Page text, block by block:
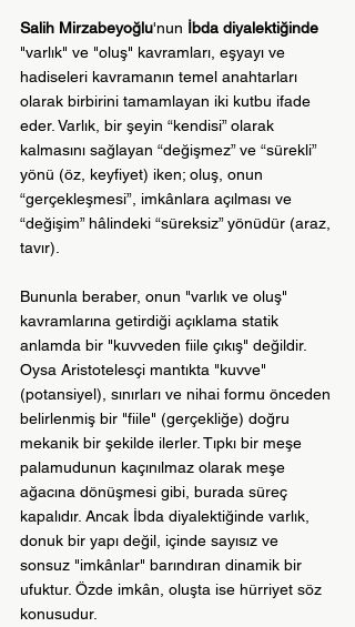
Salih Mirzabeyoğlu'nun İbda diyalektiğinde
"varlık" ve "oluş" kavramları, eşyayı ve
hadiseleri kavramanın temel anahtarları
olarak birbirini tamamlayan iki kutbu ifade
eder. Varlık, bir şeyin “kendisi” olarak
kalmasını sağlayan “değişmez” ve “sürekli”
yönü (öz, keyfiyet) iken; oluş, onun
“gerçekleşmesi”, imkânlara açılması ve
“değişim” hâlindeki “süreksiz” yönüdür (araz,
tavır).
Bununla beraber, onun "varlık ve oluş"
kavramlarına getirdiği açıklama statik
anlamda bir "kuvveden fiile çıkış" değildir.
Oysa Aristotelesçi mantıkta "kuvve"
(potansiyel), sınırları ve nihai formu önceden
belirlenmiş bir "fiile" (gerçekliğe) doğru
mekanik bir şekilde ilerler. Tıpkı bir meşe
palamudunun kaçınılmaz olarak meşe
ağacına dönüşmesi gibi, burada süreç
kapalıdır. Ancak İbda diyalektiğinde varlık,
donuk bir yapı değil, içinde sayısız ve
sonsuz "imkânlar" barındıran dinamik bir
ufuktur. Özde imkân, oluşta ise hürriyet söz
konusudur.